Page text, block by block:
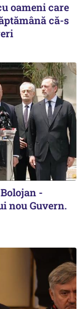
oameni care
că-s
-
nou Guvern.